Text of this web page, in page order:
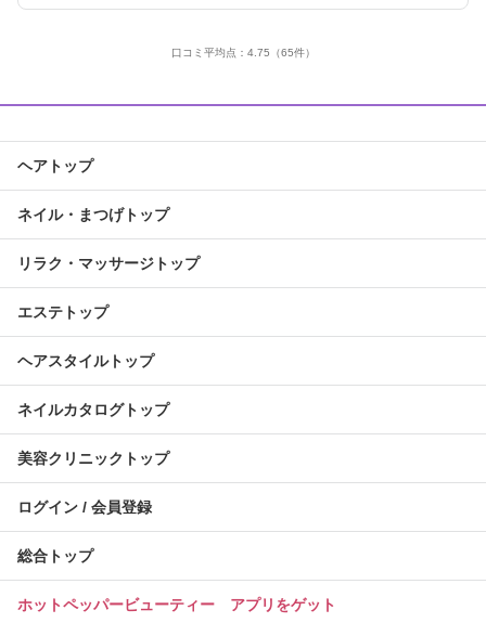
口コミ平均点： 4.75 （65件）
ヘアトップ
ネイル・まつげトップ
リラク・マッサージトップ
エステトップ
ヘアスタイルトップ
ネイルカタログトップ
美容クリニックトップ
ログイン / 会員登録
総合トップ
ホットペッパービューティー アプリをゲット